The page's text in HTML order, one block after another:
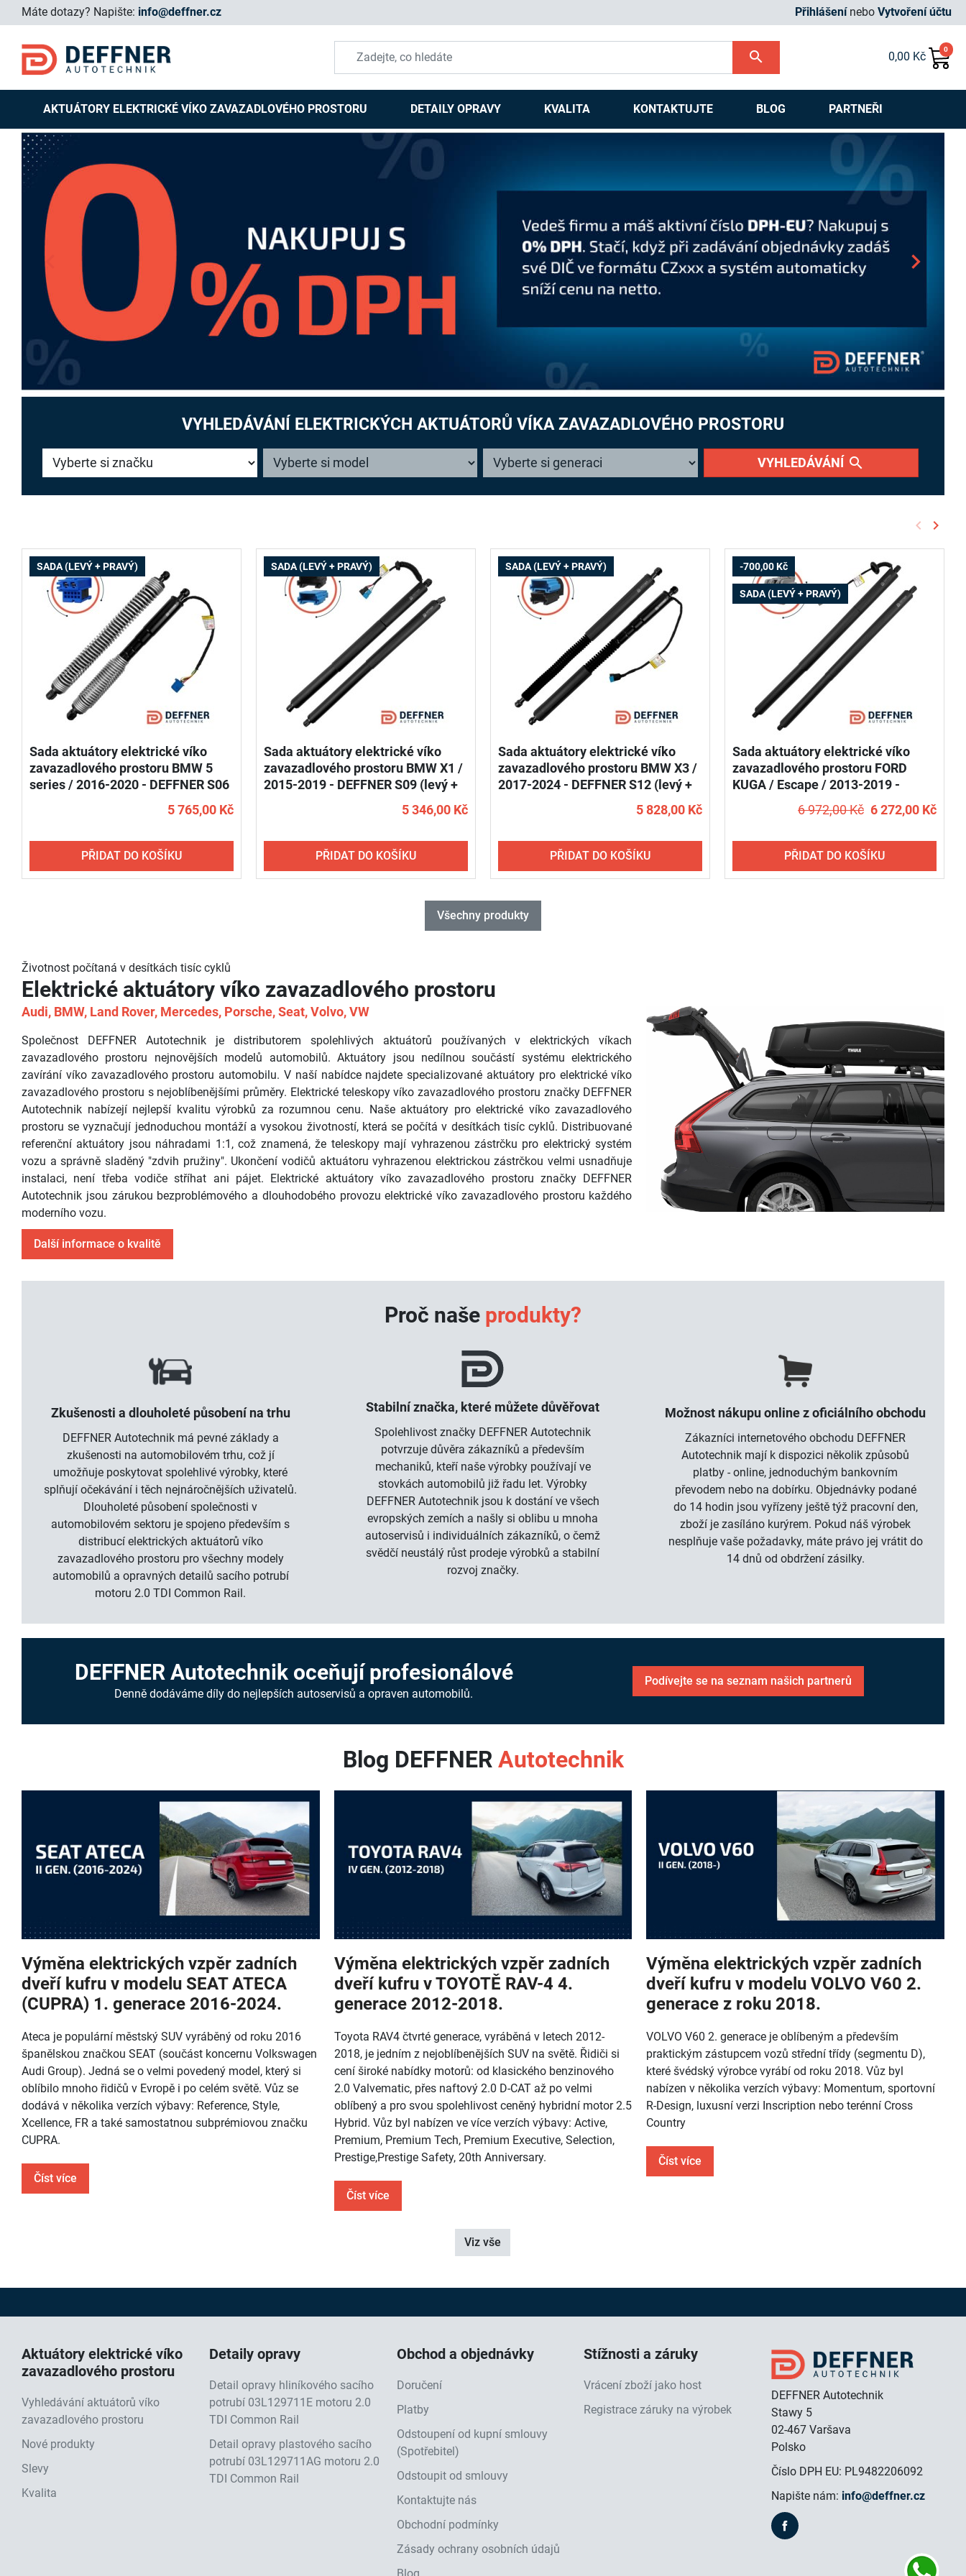
Máte dotazy? Napište: info@deffner.cz Přihlášení nebo Vytvoření účtu
search 0,00 Kč
0
AKTUÁTORY ELEKTRICKÉ VÍKO ZAVAZADLOVÉHO PROSTORU DETAILY OPRAVY KVALITA KONTAKTUJTE BLOG PARTNEŘI
 
VYHLEDÁVÁNÍ ELEKTRICKÝCH AKTUÁTORŮ VÍKA ZAVAZADLOVÉHO PROSTORU
VYHLEDÁVÁNÍ search
keyboard_arrow_left Další
keyboard_arrow_right
SADA (LEVÝ + PRAVÝ)
Sada aktuátory elektrické víko
zavazadlového prostoru BMW 5
series / 2016-2020 - DEFFNER S06
5 765,00 Kč
PŘIDAT DO KOŠÍKU
SADA (LEVÝ + PRAVÝ)
Sada aktuátory elektrické víko
zavazadlového prostoru BMW X1 /
2015-2019 - DEFFNER S09 (levý +
5 346,00 Kč
PŘIDAT DO KOŠÍKU
SADA (LEVÝ + PRAVÝ)
Sada aktuátory elektrické víko
zavazadlového prostoru BMW X3 /
2017-2024 - DEFFNER S12 (levý +
5 828,00 Kč
PŘIDAT DO KOŠÍKU
-700,00 Kč
SADA (LEVÝ + PRAVÝ)
Sada aktuátory elektrické víko
zavazadlového prostoru FORD
KUGA / Escape / 2013-2019 -
DEFFNER S21 (levý + pravý)
6 972,00 Kč 6 272,00 Kč
PŘIDAT DO KOŠÍKU
Všechny produkty
Životnost počítaná v desítkách tisíc cyklů
Elektrické aktuátory víko zavazadlového prostoru
Audi, BMW, Land Rover, Mercedes, Porsche, Seat, Volvo, VW
Společnost DEFFNER Autotechnik je distributorem spolehlivých aktuátorů používaných v elektrických víkach
zavazadlového prostoru nejnovějších modelů automobilů. Aktuátory jsou nedílnou součástí systému elektrického
zavírání víko zavazadlového prostoru automobilu. V naší nabídce najdete specializované aktuátory pro elektrické víko
zavazadlového prostoru s nejoblíbenějšími průměry. Elektrické teleskopy víko zavazadlového prostoru značky DEFFNER
Autotechnik nabízejí nejlepší kvalitu výrobků za rozumnou cenu. Naše aktuátory pro elektrické víko zavazadlového
prostoru se vyznačují jednoduchou montáží a vysokou životností, která se počítá v desítkách tisíc cyklů. Distribuované
referenční aktuátory jsou náhradami 1:1, což znamená, že teleskopy mají vyhrazenou zástrčku pro elektrický systém
vozu a správně sladěný "zdvih pružiny". Ukončení vodičů aktuátoru vyhrazenou elektrickou zástrčkou velmi usnadňuje
instalaci, není třeba vodiče stříhat ani pájet. Elektrické aktuátory víko zavazadlového prostoru značky DEFFNER
Autotechnik jsou zárukou bezproblémového a dlouhodobého provozu elektrické víko zavazadlového prostoru každého
moderního vozu.
Další informace o kvalitě
Proč naše produkty?
Zkušenosti a dlouholeté působení na trhu
DEFFNER Autotechnik má pevné základy a
zkušenosti na automobilovém trhu, což jí
umožňuje poskytovat spolehlivé výrobky, které
splňují očekávání i těch nejnáročnějších uživatelů.
Dlouholeté působení společnosti v
automobilovém sektoru je spojeno především s
distribucí elektrických aktuátorů víko
zavazadlového prostoru pro všechny modely
automobilů a opravných detailů sacího potrubí
motoru 2.0 TDI Common Rail.
Stabilní značka, které můžete důvěřovat
Spolehlivost značky DEFFNER Autotechnik
potvrzuje důvěra zákazníků a především
mechaniků, kteří naše výrobky používají ve
stovkách automobilů již řadu let. Výrobky
DEFFNER Autotechnik jsou k dostání ve všech
evropských zemích a našly si oblibu u mnoha
autoservisů i individuálních zákazníků, o čemž
svědčí neustálý růst prodeje výrobků a stabilní
rozvoj značky.
Možnost nákupu online z oficiálního obchodu
Zákazníci internetového obchodu DEFFNER
Autotechnik mají k dispozici několik způsobů
platby - online, jednoduchým bankovním
převodem nebo na dobírku. Objednávky podané
do 14 hodin jsou vyřízeny ještě týž pracovní den,
zboží je zasíláno kurýrem. Pokud náš výrobek
nesplňuje vaše požadavky, máte právo jej vrátit do
14 dnů od obdržení zásilky.
DEFFNER Autotechnik oceňují profesionálové
Denně dodáváme díly do nejlepších autoservisů a opraven automobilů.
Podívejte se na seznam našich partnerů
Blog DEFFNER Autotechnik
Výměna elektrických vzpěr zadních
dveří kufru v modelu SEAT ATECA
(CUPRA) 1. generace 2016-2024.
Ateca je populární městský SUV vyráběný od roku 2016
španělskou značkou SEAT (součást koncernu Volkswagen
Audi Group). Jedná se o velmi povedený model, který si
oblíbilo mnoho řidičů v Evropě i po celém světě. Vůz se
dodává v několika verzích výbavy: Reference, Style,
Xcellence, FR a také samostatnou subprémiovou značku
CUPRA.
Číst více
Výměna elektrických vzpěr zadních
dveří kufru v TOYOTĚ RAV-4 4.
generace 2012-2018.
Toyota RAV4 čtvrté generace, vyráběná v letech 2012-
2018, je jedním z nejoblíbenějších SUV na světě. Řidiči si
cení široké nabídky motorů: od klasického benzinového
2.0 Valvematic, přes naftový 2.0 D-CAT až po velmi
oblíbený a pro svou spolehlivost ceněný hybridní motor 2.5
Hybrid. Vůz byl nabízen ve více verzích výbavy: Active,
Premium, Premium Tech, Premium Executive, Selection,
Prestige,Prestige Safety, 20th Anniversary.
Číst více
Výměna elektrických vzpěr zadních
dveří kufru v modelu VOLVO V60 2.
generace z roku 2018.
VOLVO V60 2. generace je oblíbeným a především
praktickým zástupcem vozů střední třídy (segmentu D),
které švédský výrobce vyrábí od roku 2018. Vůz byl
nabízen v několika verzích výbavy: Momentum, sportovní
R-Design, luxusní verzi Inscription nebo terénní Cross
Country
Číst více
Viz vše
Aktuátory elektrické víko
zavazadlového prostoru
Vyhledávání aktuátorů víko
zavazadlového prostoru
Nové produkty
Slevy
Kvalita
Detaily opravy
Detail opravy hliníkového sacího
potrubí 03L129711E motoru 2.0
TDI Common Rail
Detail opravy plastového sacího
potrubí 03L129711AG motoru 2.0
TDI Common Rail
Obchod a objednávky
Doručení
Platby
Odstoupení od kupní smlouvy
(Spotřebitel)
Odstoupit od smlouvy
Kontaktujte nás
Obchodní podmínky
Zásady ochrany osobních údajů
Stížnosti a záruky
Vrácení zboží jako host
Registrace záruky na výrobek
DEFFNER Autotechnik
Stawy 5
02-467 Varšava
Polsko
Číslo DPH EU: PL9482206092
Napište nám: info@deffner.cz
Facebook